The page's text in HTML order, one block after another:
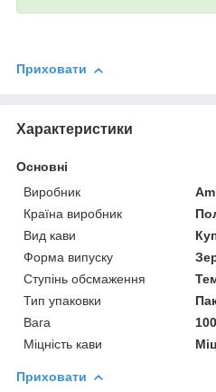
Приховати
Характеристики
Основні
Виробник
Країна виробник
Вид кави
Форма випуску
Ступінь обсмаження
Тип упаковки
Вага
Міцність кави
Приховати